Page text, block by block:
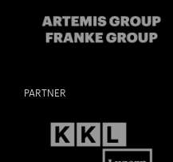
PARTNER